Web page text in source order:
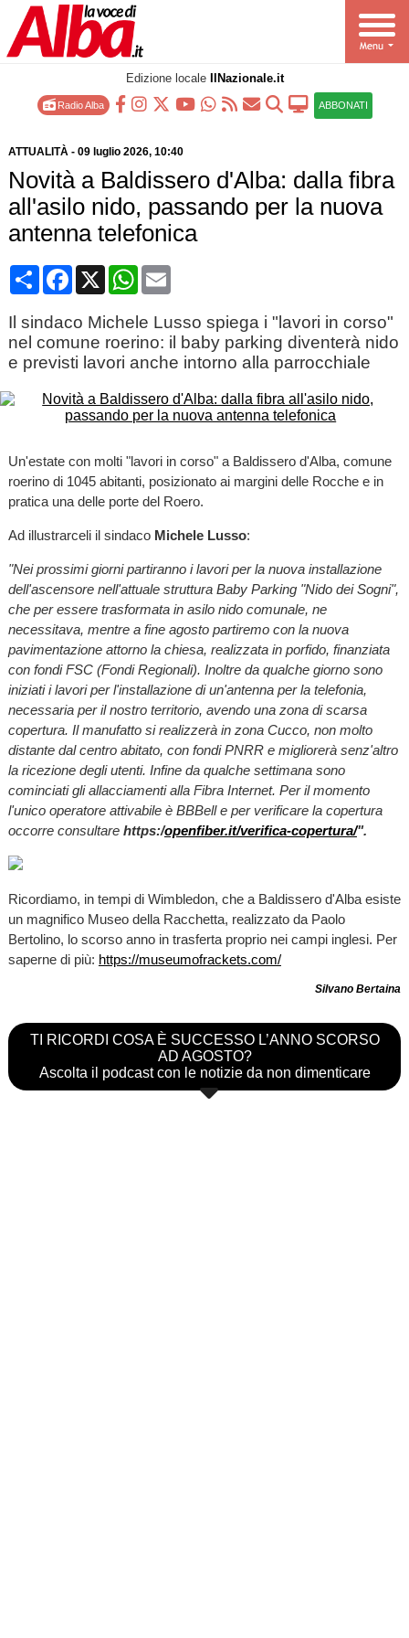
Edizione locale IlNazionale.it
Radio Alba ABBONATI
ATTUALITÀ- 09 luglio 2026, 10:40
Novità a Baldissero d'Alba: dalla fibra
all'asilo nido, passando per la nuova
antenna telefonica
CondividiFacebook
X WhatsApp
Email
Il sindaco Michele Lusso spiega i "lavori in corso"
nel comune roerino: il baby parking diventerà nido
e previsti lavori anche intorno alla parrocchiale
Un'estate con molti "lavori in corso" a Baldissero d'Alba, comune
roerino di 1045 abitanti, posizionato ai margini delle Rocche e in
pratica una delle porte del Roero.
Ad illustrarceli il sindaco Michele Lusso:
"Nei prossimi giorni partiranno i lavori per la nuova installazione
dell'ascensore nell'attuale struttura Baby Parking "Nido dei Sogni",
che per essere trasformata in asilo nido comunale, ne
necessitava, mentre a fine agosto partiremo con la nuova
pavimentazione attorno la chiesa, realizzata in porfido, finanziata
con fondi FSC (Fondi Regionali). Inoltre da qualche giorno sono
iniziati i lavori per l'installazione di un'antenna per la telefonia,
necessaria per il nostro territorio, avendo una zona di scarsa
copertura. Il manufatto si realizzerà in zona Cucco, non molto
distante dal centro abitato, con fondi PNRR e migliorerà senz'altro
la ricezione degli utenti. Infine da qualche settimana sono
cominciati gli allacciamenti alla Fibra Internet. Per il momento
l'unico operatore attivabile è BBBell e per verificare la copertura
occorre consultare https:/openfiber.it/verifica-copertura/".
Ricordiamo, in tempi di Wimbledon, che a Baldissero d'Alba esiste
un magnifico Museo della Racchetta, realizzato da Paolo
Bertolino, lo scorso anno in trasferta proprio nei campi inglesi. Per
saperne di più: https://museumofrackets.com/
Silvano Bertaina
TI RICORDI COSA È SUCCESSO L’ANNO SCORSO
AD AGOSTO?
Ascolta il podcast con le notizie da non dimenticare